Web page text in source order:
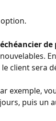
de
client sera
exemple,
puis un